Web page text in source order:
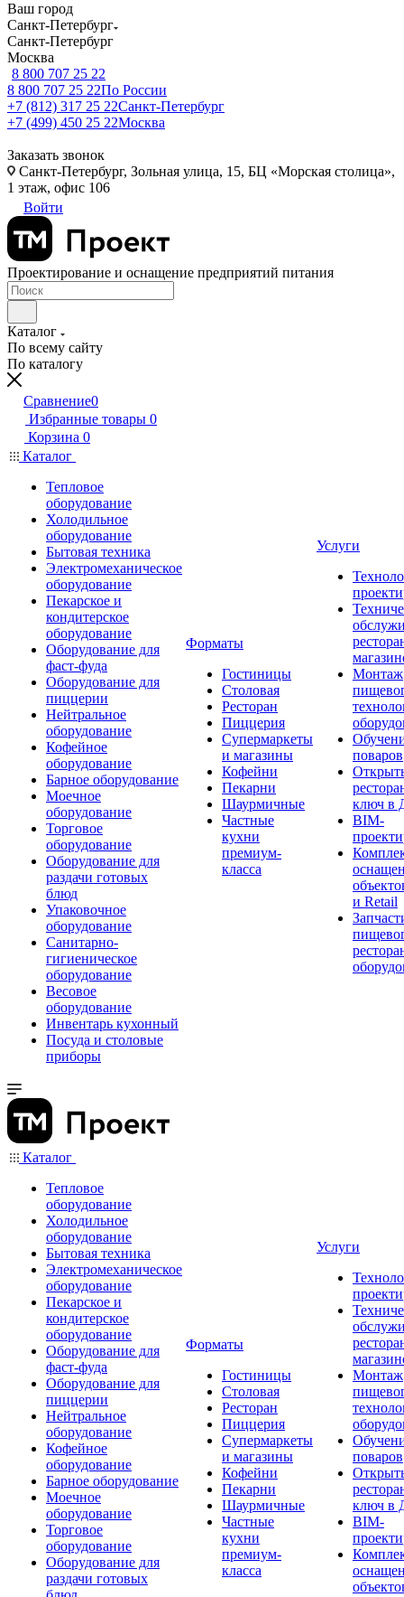
Ваш город
Санкт-Петербург
Санкт-Петербург
Москва
8 800 707 25 22
8 800 707 25 22По России
+7 (812) 317 25 22Санкт-Петербург
+7 (499) 450 25 22Москва
Заказать звонок
Санкт-Петербург, Зольная улица, 15, БЦ «Морская столица»,
1 этаж, офис 106
Войти
Проектирование и оснащение предприятий питания
Каталог
По всему сайту
По каталогу
Сравнение0
Избранные товары 0
Корзина 0
Каталог
Тепловое
оборудование
Холодильное
оборудование
Бытовая техника
Электромеханическое
оборудование
Пекарское и
кондитерское
оборудование
Оборудование для
фаст-фуда
Оборудование для
пиццерии
Нейтральное
оборудование
Кофейное
оборудование
Барное оборудование
Моечное
оборудование
Торговое
оборудование
Оборудование для
раздачи готовых
блюд
Упаковочное
оборудование
Санитарно-
гигиеническое
оборудование
Весовое
оборудование
Инвентарь кухонный
Посуда и столовые
приборы
Форматы
Гостиницы
Столовая
Ресторан
Пиццерия
Супермаркеты
и магазины
Кофейни
Пекарни
Шаурмичные
Частные
кухни
премиум-
класса
Услуги
Монтаж
поваров
ключ в
BIM-
и Retail
Каталог
Тепловое
оборудование
Холодильное
оборудование
Бытовая техника
Электромеханическое
оборудование
Пекарское и
кондитерское
оборудование
Оборудование для
фаст-фуда
Оборудование для
пиццерии
Нейтральное
оборудование
Кофейное
оборудование
Барное оборудование
Моечное
оборудование
Торговое
оборудование
Оборудование для
раздачи готовых
Форматы
Гостиницы
Столовая
Ресторан
Пиццерия
Супермаркеты
и магазины
Кофейни
Пекарни
Шаурмичные
Частные
кухни
премиум-
класса
Услуги
Монтаж
поваров
ключ в
BIM-